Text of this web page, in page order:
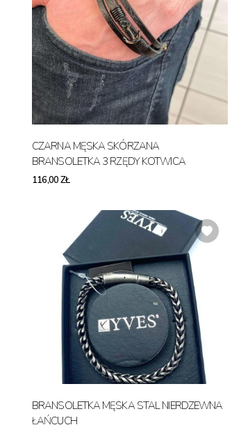
CZARNA MĘSKA SKÓRZANA
BRANSOLETKA 3 RZĘDY KOTWICA
116,00 ZŁ
BRANSOLETKA MĘSKA STAL NIERDZEWNA
ŁAŃCUCH